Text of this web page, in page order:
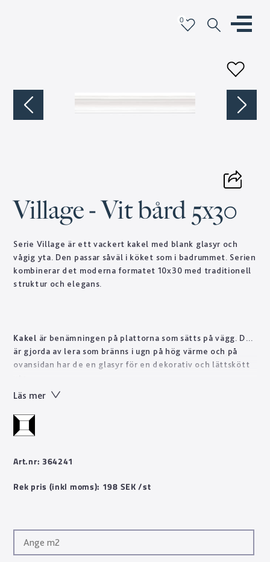
0
Village - Vit bård 5x30
Serie Village är ett vackert kakel med blank glasyr och
vågig yta. Den passar såväl i köket som i badrummet. Serien
kombinerar det moderna formatet 10x30 med traditionell
struktur och elegans.
Kakel är benämningen på plattorna som sätts på vägg. De
är gjorda av lera som bränns i ugn på hög värme och på
ovansidan har de en glasyr för en dekorativ och lättskött
Läs mer
Art.nr: 364241
Rek pris (inkl moms): 198 SEK /st